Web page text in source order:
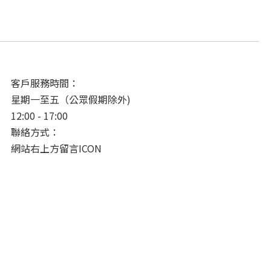
客戶服務時間：
星期一至五（公眾假期除外)
12:00 - 17:00
聯絡方式：
網站右上方留言ICON